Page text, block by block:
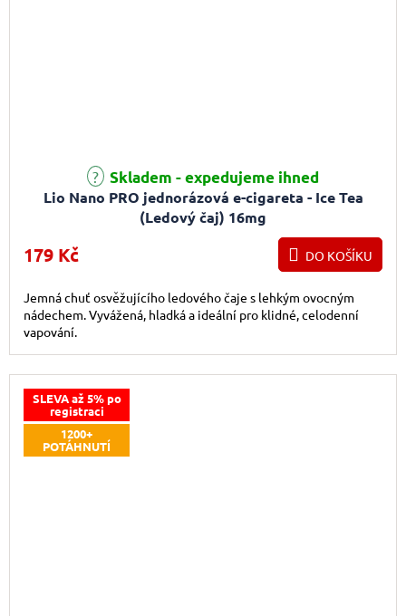
Lio Nano PRO jednorázová e-cigareta - Ice Tea
(Ledový čaj) 16mg
Skladem - expedujeme ihned
179 Kč DO KOŠÍKU
Jemná chuť osvěžujícího ledového čaje s lehkým ovocným
nádechem. Vyvážená, hladká a ideální pro klidné, celodenní
vapování.
SLEVA až 5% po
registraci
1200+
POTÁHNUTÍ